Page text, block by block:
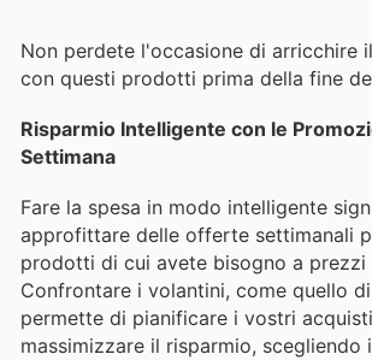
Non perdete l'occasione di arricchire
con questi prodotti prima della fine
Risparmio Intelligente con le
Settimana
Fare la spesa in modo intelligente
approfittare delle offerte settimanali
prodotti di cui avete bisogno a prezzi
Confrontare i volantini, come quello
permette di pianificare i vostri
massimizzare il risparmio, scegliendo